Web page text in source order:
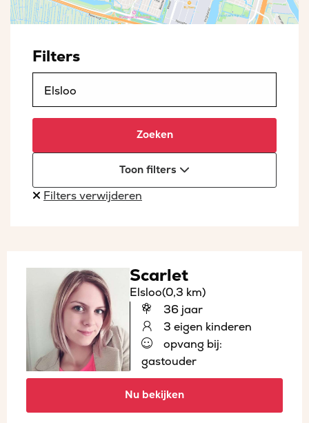
Filters
Zoeken
Toon filters
Filters verwijderen
Scarlet
Elsloo(0,3 km)
36 jaar
3 eigen kinderen
opvang bij:
gastouder
Nu bekijken